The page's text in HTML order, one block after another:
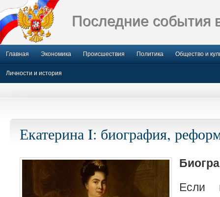
Последние события
Главная Экономика Происшествия Политика Общество и
Личности и история
Екатерина I: биография,
Если